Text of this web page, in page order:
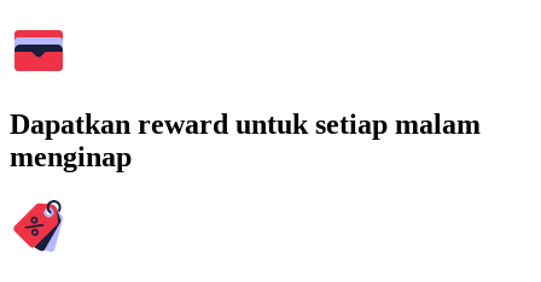
Dapatkan reward untuk setiap malam
menginap